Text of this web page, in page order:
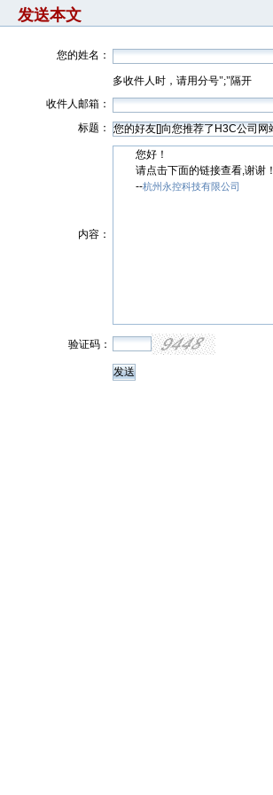
发送本文
您的姓名：
多收件人时，请用分号";"隔开
收件人邮箱：
标题：
内容：
您好！
请点击下面的链接查看,谢谢！
--杭州永控科技有限公司
验证码：